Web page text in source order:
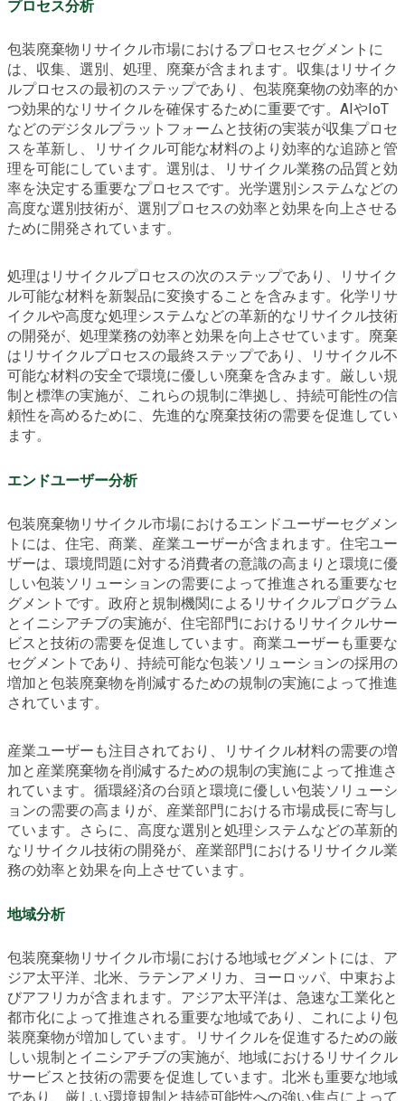
プロセス分析
包装廃棄物リサイクル市場におけるプロセスセグメントに
は、収集、選別、処理、廃棄が含まれます。収集はリサイク
ルプロセスの最初のステップであり、包装廃棄物の効率的か
つ効果的なリサイクルを確保するために重要です。AIやIoT
などのデジタルプラットフォームと技術の実装が収集プロセ
スを革新し、リサイクル可能な材料のより効率的な追跡と管
理を可能にしています。選別は、リサイクル業務の品質と効
率を決定する重要なプロセスです。光学選別システムなどの
高度な選別技術が、選別プロセスの効率と効果を向上させる
ために開発されています。
処理はリサイクルプロセスの次のステップであり、リサイク
ル可能な材料を新製品に変換することを含みます。化学リサ
イクルや高度な処理システムなどの革新的なリサイクル技術
の開発が、処理業務の効率と効果を向上させています。廃棄
はリサイクルプロセスの最終ステップであり、リサイクル不
可能な材料の安全で環境に優しい廃棄を含みます。厳しい規
制と標準の実施が、これらの規制に準拠し、持続可能性の信
頼性を高めるために、先進的な廃棄技術の需要を促進してい
ます。
エンドユーザー分析
包装廃棄物リサイクル市場におけるエンドユーザーセグメン
トには、住宅、商業、産業ユーザーが含まれます。住宅ユー
ザーは、環境問題に対する消費者の意識の高まりと環境に優
しい包装ソリューションの需要によって推進される重要なセ
グメントです。政府と規制機関によるリサイクルプログラム
とイニシアチブの実施が、住宅部門におけるリサイクルサー
ビスと技術の需要を促進しています。商業ユーザーも重要な
セグメントであり、持続可能な包装ソリューションの採用の
増加と包装廃棄物を削減するための規制の実施によって推進
されています。
産業ユーザーも注目されており、リサイクル材料の需要の増
加と産業廃棄物を削減するための規制の実施によって推進さ
れています。循環経済の台頭と環境に優しい包装ソリューシ
ョンの需要の高まりが、産業部門における市場成長に寄与し
ています。さらに、高度な選別と処理システムなどの革新的
なリサイクル技術の開発が、産業部門におけるリサイクル業
務の効率と効果を向上させています。
地域分析
包装廃棄物リサイクル市場における地域セグメントには、ア
ジア太平洋、北米、ラテンアメリカ、ヨーロッパ、中東およ
びアフリカが含まれます。アジア太平洋は、急速な工業化と
都市化によって推進される重要な地域であり、これにより包
装廃棄物が増加しています。リサイクルを促進するための厳
しい規制とイニシアチブの実施が、地域におけるリサイクル
サービスと技術の需要を促進しています。北米も重要な地域
であり、厳しい環境規制と持続可能性への強い焦点によって